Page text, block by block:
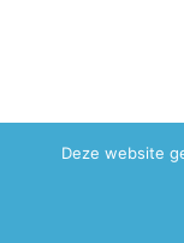
Deze website